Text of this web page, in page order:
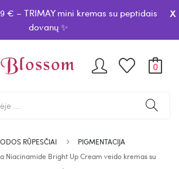
€ – TRIMAY mini kremas su peptidais
dovanų ✨
x
0
ODOS RŪPESČIAI
PIGMENTACIJA
Niacinamide Bright Up Cream veido kremas su